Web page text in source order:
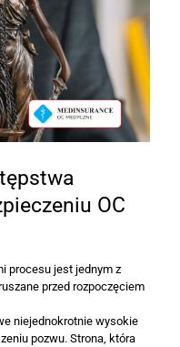
OC
procesu jest jednym z
przed rozpoczęciem
niejednokrotnie wysokie
pozwu. Strona, która